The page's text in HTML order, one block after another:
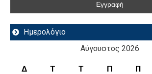
Ημερολόγιο
Αύγουστος 2026
Δ Τ Τ Π Π